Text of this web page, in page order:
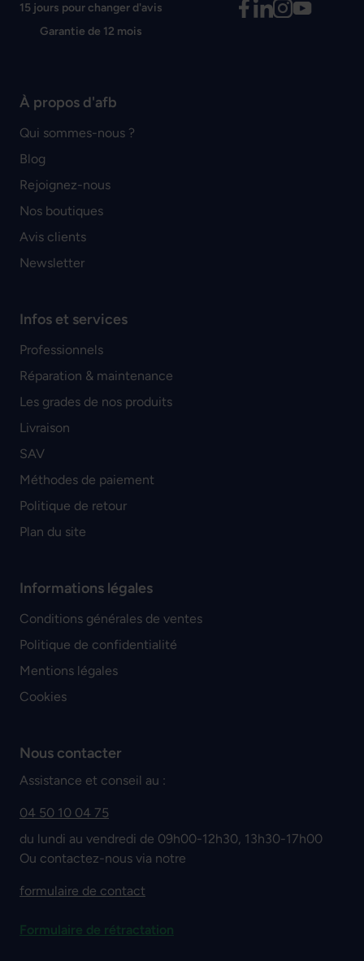
15 jours pour changer d'avis
Garantie de 12 mois
À propos d'afb
Qui sommes-nous ?
Blog
Rejoignez-nous
Nos boutiques
Avis clients
Newsletter
Infos et services
Professionnels
Réparation & maintenance
Les grades de nos produits
Livraison
SAV
Méthodes de paiement
Politique de retour
Plan du site
Informations légales
Conditions générales de ventes
Politique de confidentialité
Mentions légales
Cookies
Nous contacter
Assistance et conseil au :
04 50 10 04 75
du lundi au vendredi de 09h00-12h30, 13h30-17h00
Ou contactez-nous via notre
formulaire de contact
Formulaire de rétractation